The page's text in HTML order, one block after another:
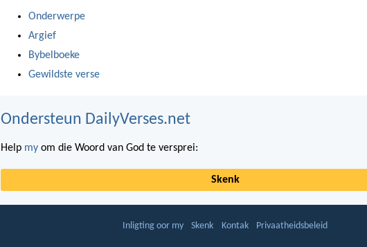
Onderwerpe
Argief
Bybelboeke
Gewildste verse
Ondersteun DailyVerses.net
Help my om die Woord van God te versprei:
Skenk
Inligting oor my Skenk Kontak Privaatheidsbeleid